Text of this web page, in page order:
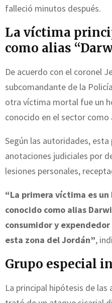
falleció minutos después.
La víctima
como alias
De acuerdo con el coronel
subcomandante de la
otra víctima mortal fue un
conocido en el sector como
Según las autoridades,
anotaciones judiciales por
lesiones personales,
“La primera víctima es un
conocido como alias
consumidor y
esta zona del Jordán”,
Grupo especial
La principal hipótesis de